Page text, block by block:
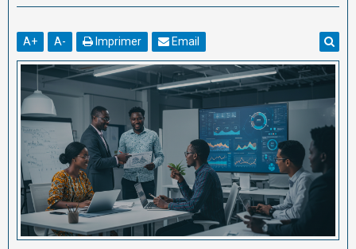
A+ A- Imprimer Email